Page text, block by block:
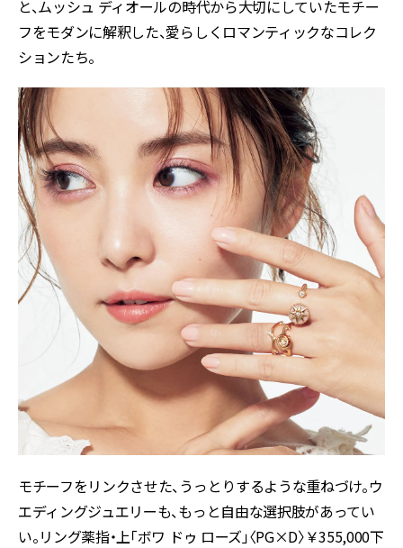
と、ムッシュ ディオールの時代から大切にしていたモチー
フをモダンに解釈した、愛らしくロマンティックなコレク
ションたち。
モチーフをリンクさせた、うっとりするような重ねづけ。ウ
エディングジュエリーも、もっと自由な選択肢があってい
い。リング薬指・上「ボワ ドゥ ローズ」〈PG×D〉￥355,000下